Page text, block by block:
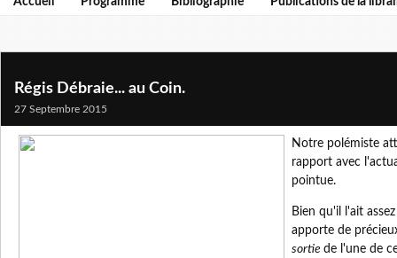
Régis Débraie... au Coin.
27 Septembre 2015
Notre polémiste
rapport avec
pointue.
Bien qu'il l'ait
apporte de
sortie de l'une de